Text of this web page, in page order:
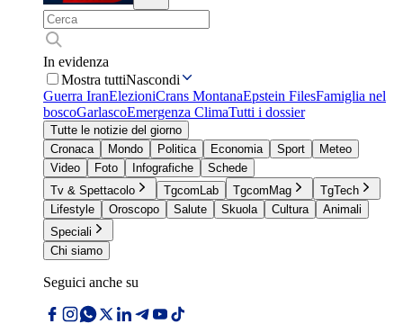
In evidenza
Mostra tuttiNascondi
Guerra IranElezioniCrans MontanaEpstein FilesFamiglia nel
boscoGarlascoEmergenza ClimaTutti i dossier
Tutte le notizie del giorno
Cronaca
Mondo Politica Economia Sport
Meteo
Video
Foto Infografiche
Schede
Tv & Spettacolo
TgcomLab TgcomMag
TgTech
Lifestyle
Oroscopo Salute Skuola Cultura
Animali
Speciali
Chi siamo
Seguici anche su